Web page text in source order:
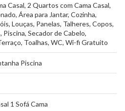
Casal, 2 Quartos com Cama Casal,
, Área para Jantar, Cozinha,
, Louças, Panelas, Talheres, Copos,
, Piscina, Secador de Cabelo,
, Toalhas, WC, Wi-fi Gratuito
Piscina
1 Sofá Cama